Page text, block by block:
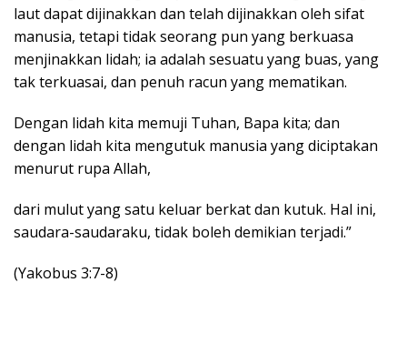
laut dapat dijinakkan dan telah dijinakkan oleh sifat
manusia, tetapi tidak seorang pun yang berkuasa
menjinakkan lidah; ia adalah sesuatu yang buas, yang
tak terkuasai, dan penuh racun yang mematikan.
Dengan lidah kita memuji Tuhan, Bapa kita; dan
dengan lidah kita mengutuk manusia yang diciptakan
menurut rupa Allah,
dari mulut yang satu keluar berkat dan kutuk. Hal ini,
saudara-saudaraku, tidak boleh demikian terjadi.”
(Yakobus 3:7-8)